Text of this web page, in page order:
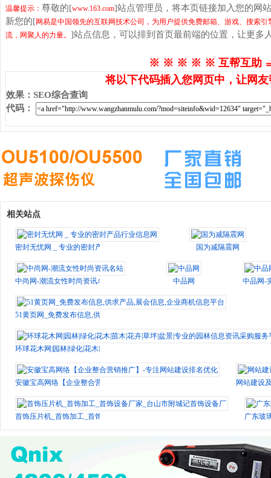
温馨提示： 尊敬的[www.163.com]站点管理员，将本页链接加入您的网
新您的[网易是中国领先的互联网技术公司，为用户提供免费邮箱、游戏、搜索
流，网聚人的力量。 ]站点信息，可以排到首页最前端的位置，让更多
※ ※ ※ ※ ※ 互帮互助
将以下代码插入您网页中，让网
效果 ： SEO综合查询
代码 ：
相关站点
密封无忧网 _ 专业的密封产品行业信息网 国为减隔震网
中尚网-潮流女性时尚资讯名站 中品网 中品网-
51黄页网_免费发布信息,供求产品,展会信息,企业商机信息平台
环球花木网|园林|绿化|花木|苗木|花卉|草坪|盆景|专业的园林信息资讯采购服务平台
安徽宝高网络【企业整合营销推广】-专注网站建设排名优化 网站建设
首饰压片机_首饰加工_首饰设备厂家_台山市附城记首饰设备厂 广东玻